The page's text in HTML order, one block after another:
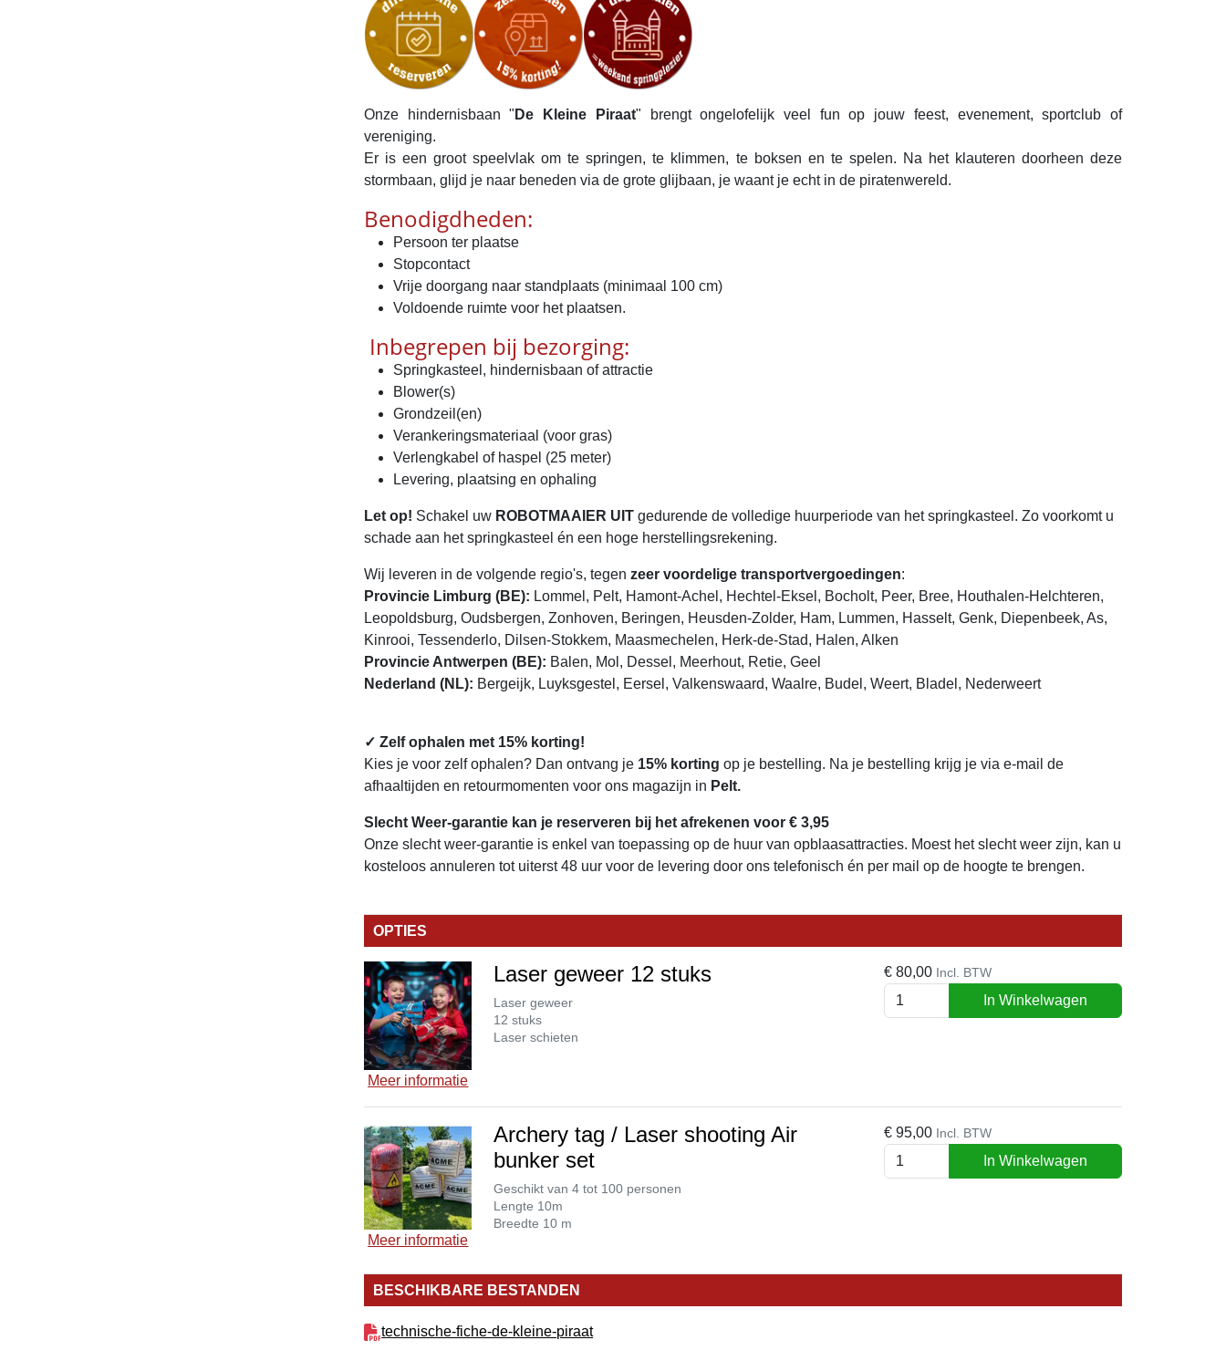
Onze hindernisbaan " De Kleine Piraat" brengt ongelofelijk veel fun op jouw feest, evenement, sportclub of
vereniging.
Er is een groot speelvlak om te springen, te klimmen, te boksen en te spelen. Na het klauteren doorheen deze
stormbaan, glijd je naar beneden via de grote glijbaan, je waant je echt in de piratenwereld.
Benodigdheden:
Persoon ter plaatse
Stopcontact
Vrije doorgang naar standplaats (minimaal 100 cm)
Voldoende ruimte voor het plaatsen.
Inbegrepen bij bezorging:
Springkasteel, hindernisbaan of attractie
Blower(s)
Grondzeil(en)
Verankeringsmateriaal (voor gras)
Verlengkabel of haspel (25 meter)
Levering, plaatsing en ophaling
Let op! Schakel uw ROBOTMAAIER UIT gedurende de volledige huurperiode van het springkasteel. Zo voorkomt u
schade aan het springkasteel én een hoge herstellingsrekening.
Wij leveren in de volgende regio's, tegen zeer voordelige transportvergoedingen:
Provincie Limburg (BE): Lommel, Pelt, Hamont-Achel, Hechtel-Eksel, Bocholt, Peer, Bree, Houthalen-Helchteren,
Leopoldsburg, Oudsbergen, Zonhoven, Beringen, Heusden-Zolder, Ham, Lummen, Hasselt, Genk, Diepenbeek, As,
Kinrooi, Tessenderlo, Dilsen-Stokkem, Maasmechelen, Herk-de-Stad, Halen, Alken
Provincie Antwerpen (BE): Balen, Mol, Dessel, Meerhout, Retie, Geel
Nederland (NL): Bergeijk, Luyksgestel, Eersel, Valkenswaard, Waalre, Budel, Weert, Bladel, Nederweert
✓ Zelf ophalen met 15% korting!
Kies je voor zelf ophalen? Dan ontvang je 15% korting op je bestelling. Na je bestelling krijg je via e-mail de
afhaaltijden en retourmomenten voor ons magazijn in Pelt.
Slecht Weer-garantie kan je reserveren bij het afrekenen voor € 3,95
Onze slecht weer-garantie is enkel van toepassing op de huur van opblaasattracties. Moest het slecht weer zijn, kan u
kosteloos annuleren tot uiterst 48 uur voor de levering door ons telefonisch én per mail op de hoogte te brengen.
OPTIES
Meer informatie
€ 80,00 Incl. BTW
In Winkelwagen
Laser geweer 12 stuks
Laser geweer
12 stuks
Laser schieten
Meer informatie
€ 95,00 Incl. BTW
In Winkelwagen
Archery tag / Laser shooting Air
bunker set
Geschikt van 4 tot 100 personen
Lengte 10m
Breedte 10 m
BESCHIKBARE BESTANDEN
technische-fiche-de-kleine-piraat